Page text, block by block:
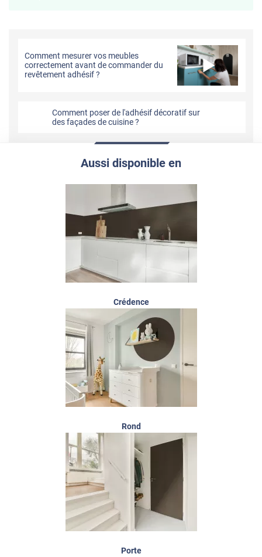
Comment mesurer vos meubles
correctement avant de commander du
revêtement adhésif ?
Comment poser de l'adhésif décoratif sur
des façades de cuisine ?
Aussi disponible en
Crédence
Rond
Porte